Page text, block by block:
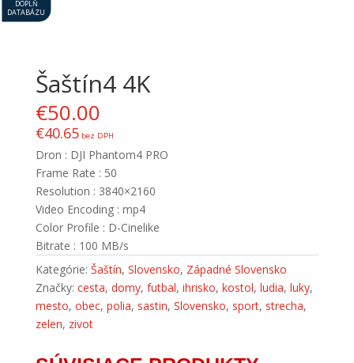
DOPLŇ
DATABÁZU
Šaštín4 4K
€50.00
€40.65bez DPH
Dron : DJI Phantom4 PRO
Frame Rate : 50
Resolution : 3840×2160
Video Encoding : mp4
Color Profile : D-Cinelike
Bitrate : 100 MB/s
Kategórie: Šaštín, Slovensko, Západné Slovensko
Značky: cesta, domy, futbal, ihrisko, kostol, ludia, luky,
mesto, obec, polia, sastin, Slovensko, sport, strecha,
zelen, zivot